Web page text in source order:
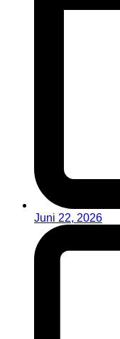
Juni 22, 2026